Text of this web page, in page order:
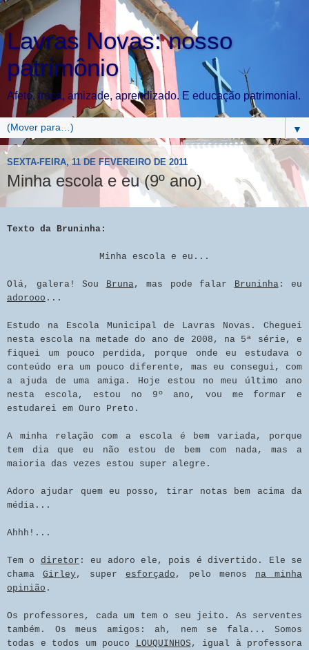
Lavras Novas: nosso
patrimônio
Afeto, troca, amizade, aprendizado. E educação patrimonial.
▼
SEXTA-FEIRA, 11 DE FEVEREIRO DE 2011
Minha escola e eu (9º ano)
Texto da Bruninha:
Minha escola e eu...
Olá, galera! Sou Bruna, mas pode falar Bruninha: eu
adorooo ...
Estudo na Escola Municipal de Lavras Novas. Cheguei
nesta escola na metade do ano de 2008, na 5ª série, e
fiquei um pouco perdida, porque onde eu estudava o
conteúdo era um pouco diferente, mas eu consegui, com
a ajuda de uma amiga. Hoje estou no meu último ano
nesta escola, estou no 9º ano, vou me formar e
estudarei em Ouro Preto.
A minha relação com a escola é bem variada, porque
tem dia que eu não estou de bem com nada, mas a
maioria das vezes estou super alegre.
Adoro ajudar quem eu posso, tirar notas bem acima da
média...
Ahhh!...
Tem o diretor : eu adoro ele, pois é divertido. Ele se
chama Girley, super esforçado , pelo menos na minha
opinião .
Os professores, cada um tem o seu jeito. As serventes
também. Os meus amigos: ah, nem se fala... Somos
todas e todos um pouco
LOUQUINHOS , igual à professora